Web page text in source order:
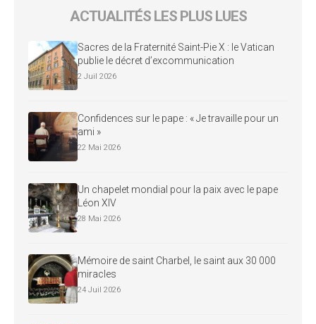
ACTUALITÉS LES PLUS LUES
Sacres de la Fraternité Saint-Pie X : le Vatican
publie le décret d’excommunication
2 Juil 2026
Confidences sur le pape : « Je travaille pour un
ami »
22 Mai 2026
Un chapelet mondial pour la paix avec le pape
Léon XIV
28 Mai 2026
Mémoire de saint Charbel, le saint aux 30 000
miracles
24 Juil 2026